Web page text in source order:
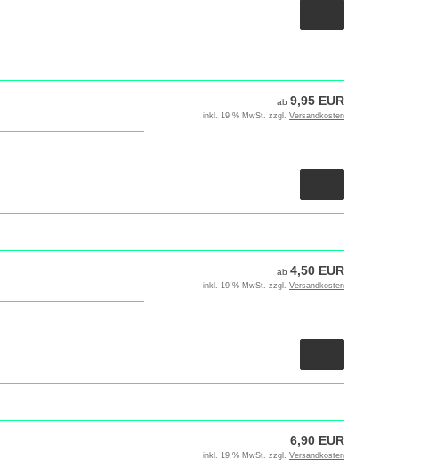
ab 9,95 EUR
inkl. 19 % MwSt. zzgl. Versandkosten
ab 4,50 EUR
inkl. 19 % MwSt. zzgl. Versandkosten
6,90 EUR
inkl. 19 % MwSt. zzgl. Versandkosten